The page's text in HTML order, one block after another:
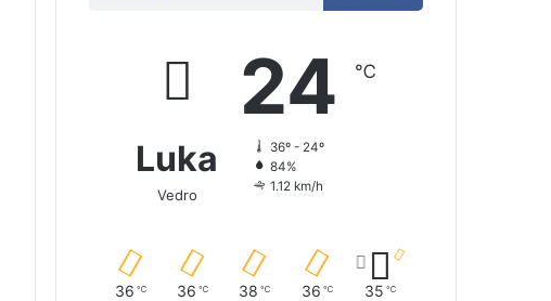
Luka
Vedro
24 ℃
36º - 24º
84%
1.12 km/h
36 ℃ 36 ℃ 38 ℃ 36 ℃ 35 ℃